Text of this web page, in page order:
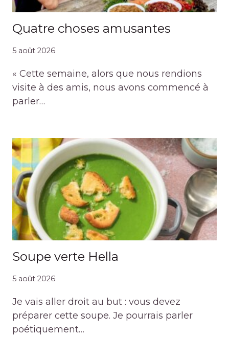
Quatre choses amusantes
5 août 2026
« Cette semaine, alors que nous rendions
visite à des amis, nous avons commencé à
parler…
Soupe verte Hella
5 août 2026
Je vais aller droit au but : vous devez
préparer cette soupe. Je pourrais parler
poétiquement…